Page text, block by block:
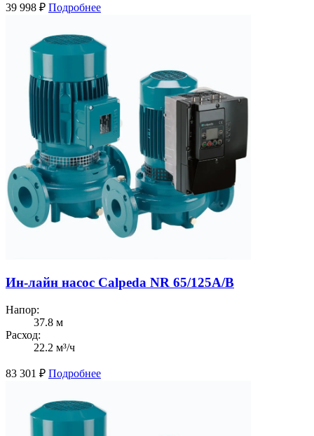
39 998 ₽ Подробнее
Ин-лайн насос Calpeda NR 65/125A/B
Напор:
37.8 м
Расход:
22.2 м³/ч
83 301 ₽ Подробнее